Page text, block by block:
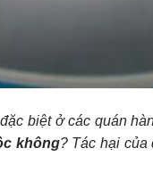
biệt ở các quán
không? Tác hại của